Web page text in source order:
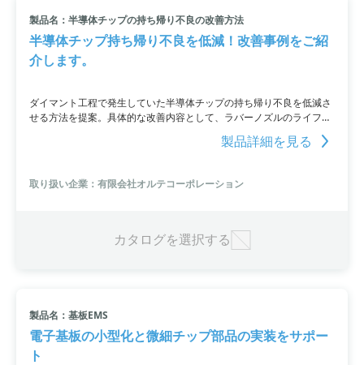
製品名：半導体チップの持ち帰り不良の改善方法
半導体チップ持ち帰り不良を低減！改善事例をご紹
介します。
ダイマント工程で発生していた半導体チップの持ち帰り不良を低減さ
せる方法を提案。具体的な改善内容として、ラバーノズルのライフ延
長による経費削減、焼き入れ工数の削減などがあります。製品の仕様
をお客様と共に検討し、技術力と魅力的な製品の提供を心掛けていま
製品詳細を見る
取り扱い企業：有限会社オルテコーポレーション
カタログを選択する
製品名：基板EMS
電子基板の小型化と微細チップ部品の実装をサポー
ト